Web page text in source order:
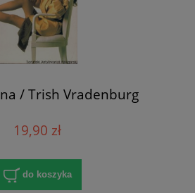
/ Trish Vradenburg
19,90 zł
do koszyka